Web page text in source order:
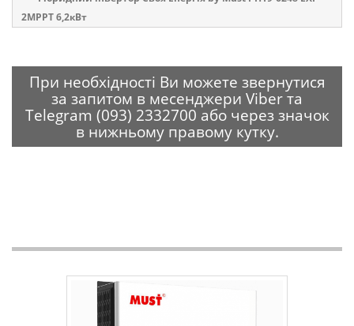
2MPPT 6,2кВт
При необхідності Ви можете звернутися
за запитом в месенджери Viber та
Telegram (093) 2332700 або через значок
в нижньому правому кутку.